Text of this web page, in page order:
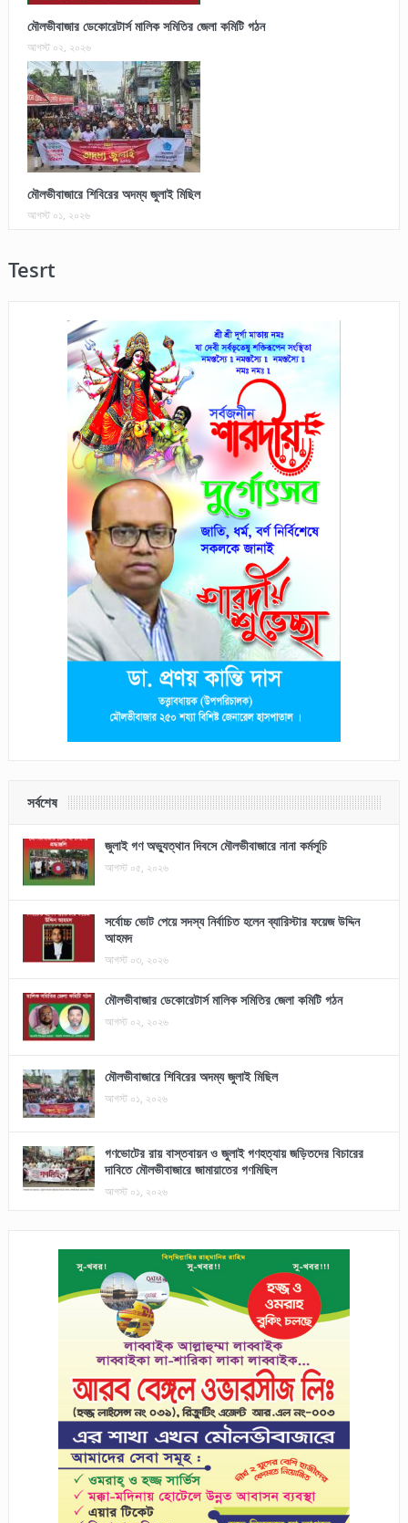
মৌলভীবাজার ডেকোরেটার্স মালিক সমিতির জেলা কমিটি গঠন
আগস্ট ০২, ২০২৬
মৌলভীবাজারে শিবিরের অদম্য জুলাই মিছিল
আগস্ট ০১, ২০২৬
Tesrt
সর্বশেষ
জুলাই গণ অভ্যুত্থান দিবসে মৌলভীবাজারে নানা কর্মসূচি
আগস্ট ০৫, ২০২৬
সর্বোচ্চ ভোট পেয়ে সদস্য নির্বাচিত হলেন ব্যারিস্টার ফয়েজ উদ্দিন
আহমদ
আগস্ট ০৩, ২০২৬
মৌলভীবাজার ডেকোরেটার্স মালিক সমিতির জেলা কমিটি গঠন
আগস্ট ০২, ২০২৬
মৌলভীবাজারে শিবিরের অদম্য জুলাই মিছিল
আগস্ট ০১, ২০২৬
গণভোটের রায় বাস্তবায়ন ও জুলাই গণহত্যায় জড়িতদের বিচারের
দাবিতে মৌলভীবাজারে জামায়াতের গণমিছিল
আগস্ট ০১, ২০২৬